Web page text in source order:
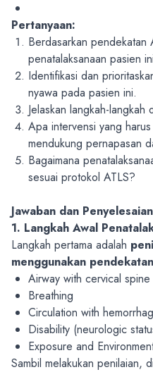
Pertanyaan:
Berdasarkan pendekatan
penatalaksanaan pasien
Identifikasi dan
nyawa pada pasien ini.
Jelaskan langkah-langkah
Apa intervensi yang
mendukung pernapasan
Bagaimana
sesuai protokol ATLS?
Jawaban dan
1. Langkah Awal
Langkah pertama adalah
menggunakan
Airway with cervical
Breathing
Circulation with
Disability (neurologic
Exposure and
Sambil melakukan penilaian,